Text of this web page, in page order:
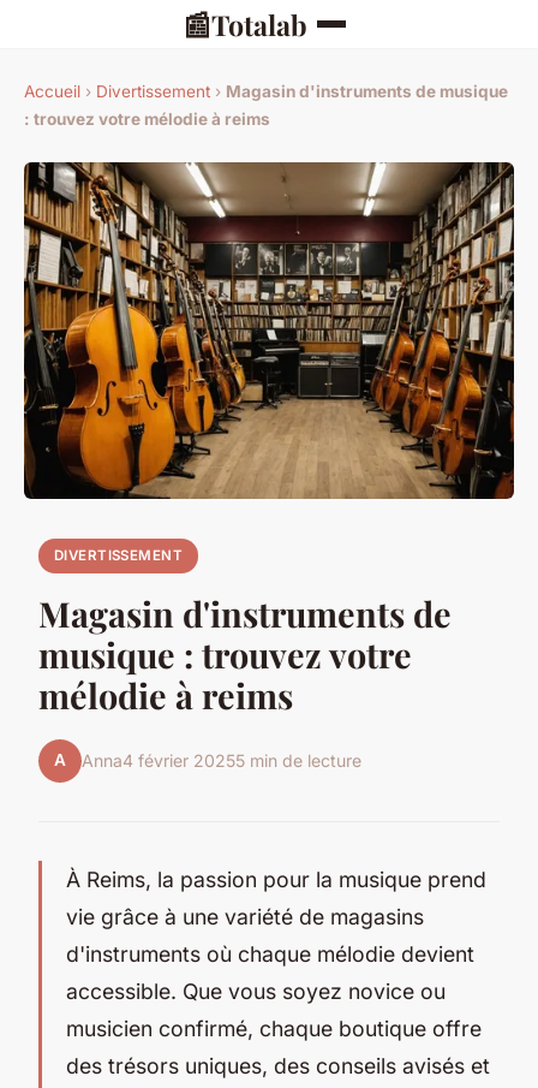
📰Totalab
Accueil › Divertissement › Magasin d'instruments de musique
: trouvez votre mélodie à reims
DIVERTISSEMENT
Magasin d'instruments de
musique : trouvez votre
mélodie à reims
A Anna4 février 20255 min de lecture
À Reims, la passion pour la musique prend
vie grâce à une variété de magasins
d'instruments où chaque mélodie devient
accessible. Que vous soyez novice ou
musicien confirmé, chaque boutique offre
des trésors uniques, des conseils avisés et